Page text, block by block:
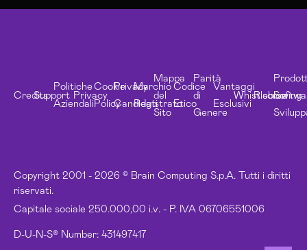
Copyright 2001 - 2026 © Brain Computing S.p.A. Tutti i diritti
riservati.
Capitale sociale 250.000,00 i.v. - P. IVA 06706551006
D-U-N-S® Number: 431497417
CreditsSupport
Politiche
Aziendali
Privacy
Cookie
Policy
Privacy
Candidati
Marchio
Registrato
Mappa
del
Sito
Codice
Etico
Parità
di
Genere
Vantaggi
Esclusivi
Whistleblowing
Risorse